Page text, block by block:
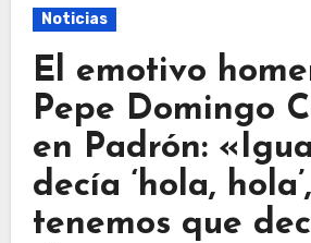
Noticias
El emotivo
Pepe Domingo
en Padrón:
decía ‘hola,
tenemos que